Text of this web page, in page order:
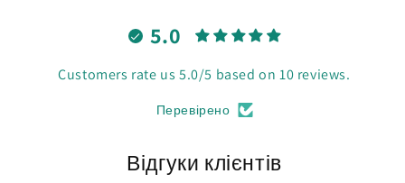
5.0
Customers rate us 5.0/5 based on 10 reviews.
Перевірено
Відгуки клієнтів